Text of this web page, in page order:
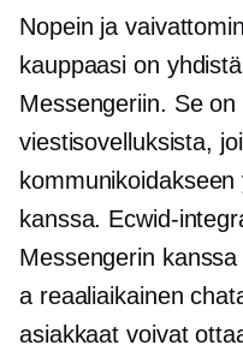
Nopein ja
kauppaasi on
Messengeriin. Se
viestisovelluksista,
kanssa. Ecwid-
Messengerin
a reaaliaikainen
asiakkaat voivat